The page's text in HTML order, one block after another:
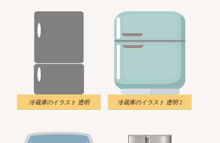
冷蔵庫のイラスト 透明 冷蔵庫のイラスト 透明 2